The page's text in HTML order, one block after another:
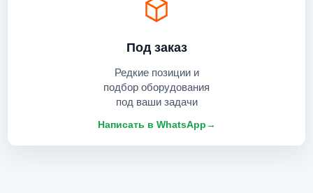
Под заказ
Редкие позиции и
подбор оборудования
под ваши задачи
Написать в WhatsApp→